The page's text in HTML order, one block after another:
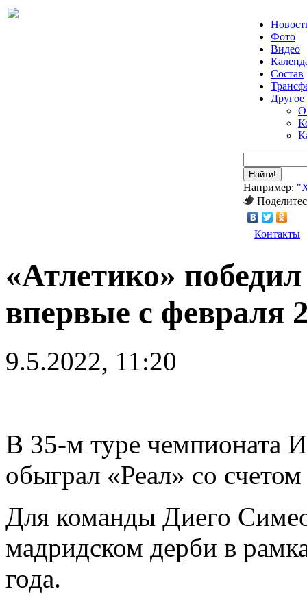
Фото
Видео
Состав
Другое
О
Найти!
Например:
Контакты
«Атлетико»
впервые с февраля
9.5.2022, 11:20
В 35-м туре чемпионата
обыграл «Реал» со
Для команды Диего
мадридском дерби в
года.